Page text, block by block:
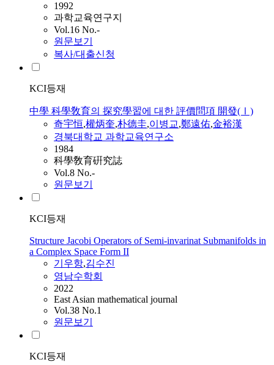
1992
과학교육연구지
Vol.16 No.-
원문보기
복사/대출신청
KCI등재
中學 科學敎育의 探究學習에 대한 評價問項 開發(Ⅰ)
奇宇恒,權炳奎,朴德圭,이병교,鄭遠佑,金裕漢
경북대학교 과학교육연구소
1984
科學敎育硏究誌
Vol.8 No.-
원문보기
KCI등재
Structure Jacobi Operators of Semi-invarinat Submanifolds in
a Complex Space Form II
기우항,김수진
영남수학회
2022
East Asian mathematical journal
Vol.38 No.1
원문보기
KCI등재